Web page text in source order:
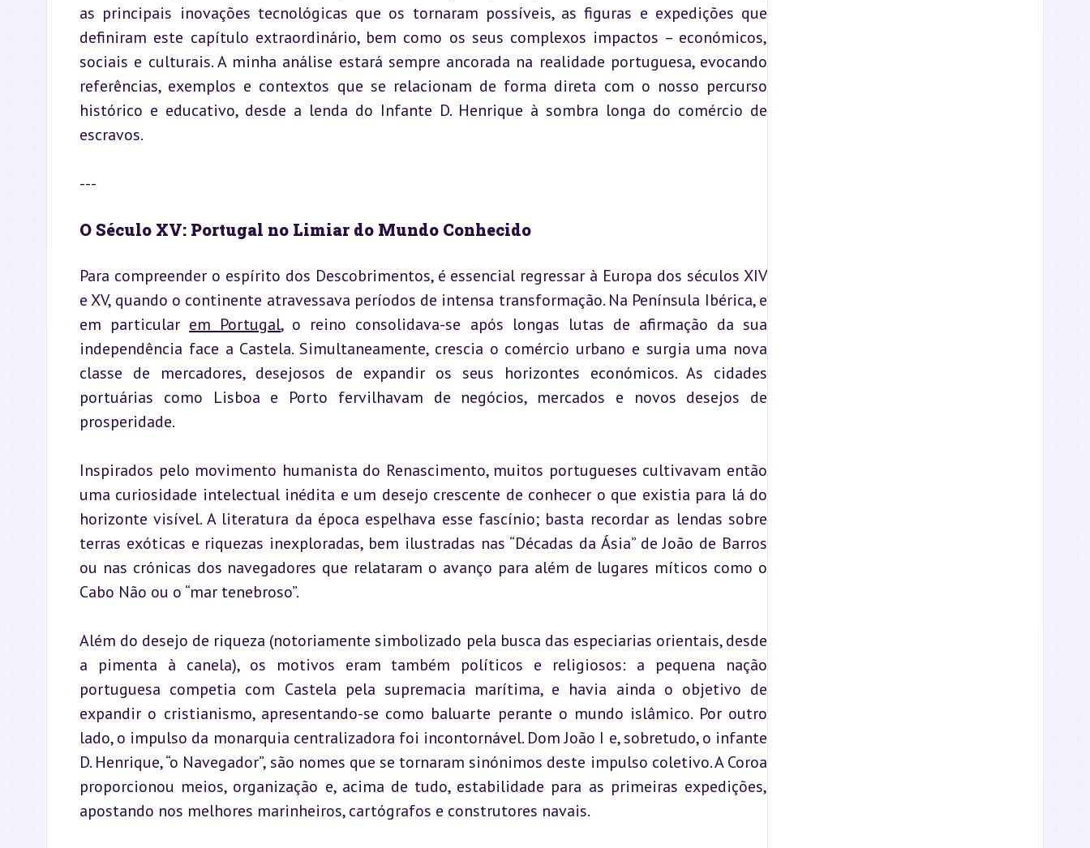
as principais inovações tecnológicas que os tornaram possíveis, as figuras e expedições que
definiram este capítulo extraordinário, bem como os seus complexos impactos – económicos,
sociais e culturais. A minha análise estará sempre ancorada na realidade portuguesa, evocando
referências, exemplos e contextos que se relacionam de forma direta com o nosso percurso
histórico e educativo, desde a lenda do Infante D. Henrique à sombra longa do comércio de
escravos.
---
O Século XV: Portugal no Limiar do Mundo Conhecido
Para compreender o espírito dos Descobrimentos, é essencial regressar à Europa dos séculos XIV
e XV, quando o continente atravessava períodos de intensa transformação. Na Península Ibérica, e
em particular em Portugal, o reino consolidava-se após longas lutas de afirmação da sua
independência face a Castela. Simultaneamente, crescia o comércio urbano e surgia uma nova
classe de mercadores, desejosos de expandir os seus horizontes económicos. As cidades
portuárias como Lisboa e Porto fervilhavam de negócios, mercados e novos desejos de
prosperidade.
Inspirados pelo movimento humanista do Renascimento, muitos portugueses cultivavam então
uma curiosidade intelectual inédita e um desejo crescente de conhecer o que existia para lá do
horizonte visível. A literatura da época espelhava esse fascínio; basta recordar as lendas sobre
terras exóticas e riquezas inexploradas, bem ilustradas nas “Décadas da Ásia” de João de Barros
ou nas crónicas dos navegadores que relataram o avanço para além de lugares míticos como o
Cabo Não ou o “mar tenebroso”.
Além do desejo de riqueza (notoriamente simbolizado pela busca das especiarias orientais, desde
a pimenta à canela), os motivos eram também políticos e religiosos: a pequena nação
portuguesa competia com Castela pela supremacia marítima, e havia ainda o objetivo de
expandir o cristianismo, apresentando-se como baluarte perante o mundo islâmico. Por outro
lado, o impulso da monarquia centralizadora foi incontornável. Dom João I e, sobretudo, o infante
D. Henrique, “o Navegador”, são nomes que se tornaram sinónimos deste impulso coletivo. A Coroa
proporcionou meios, organização e, acima de tudo, estabilidade para as primeiras expedições,
apostando nos melhores marinheiros, cartógrafos e construtores navais.